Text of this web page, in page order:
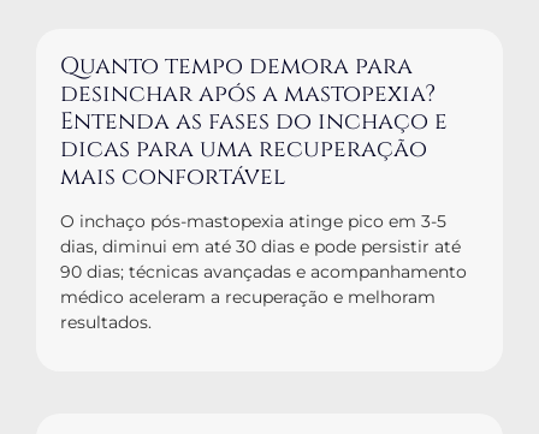
Quanto tempo demora para
desinchar após a mastopexia?
Entenda as fases do inchaço e
dicas para uma recuperação
mais confortável
O inchaço pós-mastopexia atinge pico em 3-5
dias, diminui em até 30 dias e pode persistir até
90 dias; técnicas avançadas e acompanhamento
médico aceleram a recuperação e melhoram
resultados.